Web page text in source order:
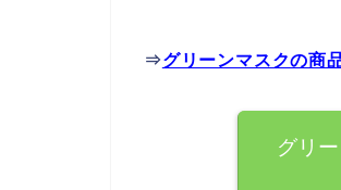
⇒グリーンマスクの商
グリ